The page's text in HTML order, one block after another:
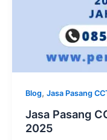
Blog, Jasa Pasang
Jasa Pasang
2025